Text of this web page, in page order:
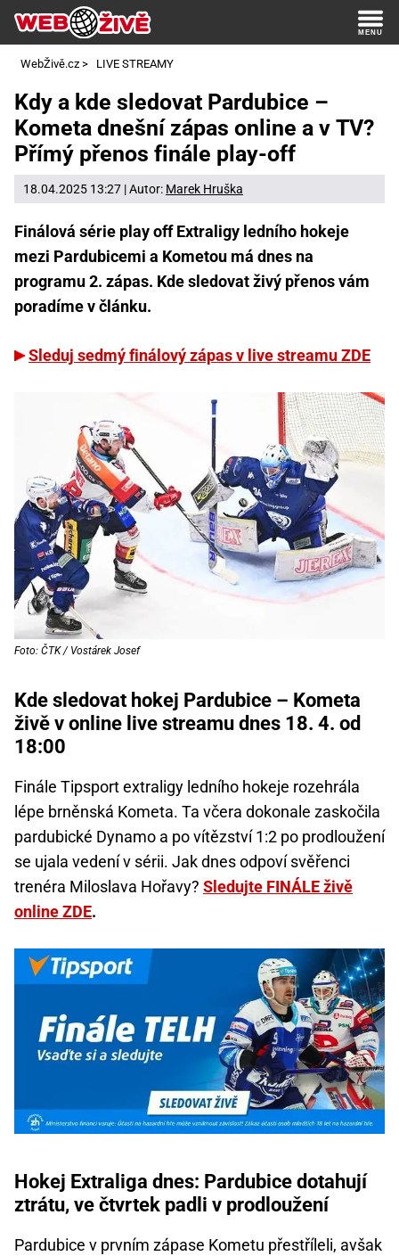
WebŽivě.cz > LIVE STREAMY
Kdy a kde sledovat Pardubice –
Kometa dnešní zápas online a v TV?
Přímý přenos finále play-off
18.04.2025 13:27 | Autor: Marek Hruška
Finálová série play off Extraligy ledního hokeje
mezi Pardubicemi a Kometou má dnes na
programu 2. zápas. Kde sledovat živý přenos vám
poradíme v článku.
Sleduj sedmý finálový zápas v live streamu ZDE
Foto: ČTK / Vostárek Josef
Kde sledovat hokej Pardubice – Kometa
živě v online live streamu dnes 18. 4. od
18:00
Finále Tipsport extraligy ledního hokeje rozehrála
lépe brněnská Kometa. Ta včera dokonale zaskočila
pardubické Dynamo a po vítězství 1:2 po prodloužení
se ujala vedení v sérii. Jak dnes odpoví svěřenci
trenéra Miloslava Hořavy? Sledujte FINÁLE živě
online ZDE.
Hokej Extraliga dnes: Pardubice dotahují
ztrátu, ve čtvrtek padli v prodloužení
Pardubice v prvním zápase Kometu přestříleli, avšak